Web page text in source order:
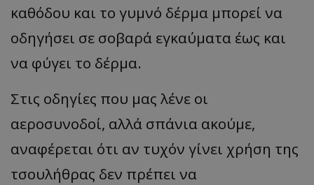
καθόδου και το γυμνό δέρμα μπορεί να
οδηγήσει σε σοβαρά εγκαύματα έως και
να φύγει το δέρμα.
Στις οδηγίες που μας λένε οι
αεροσυνοδοί, αλλά σπάνια ακούμε,
αναφέρεται ότι αν τυχόν γίνει χρήση της
τσουλήθρας δεν πρέπει να